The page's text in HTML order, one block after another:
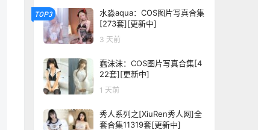
TOP3
水淼aqua：COS图片写真合集
[273套][更新中]
3 天前
蠢沫沫：COS图片写真合集[4
22套][更新中]
1 天前
秀人系列之[XiuRen秀人网]全
套合集11319套[更新中]